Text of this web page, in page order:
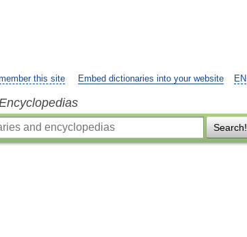
EN
this site Embed dictionaries into your website
Search!